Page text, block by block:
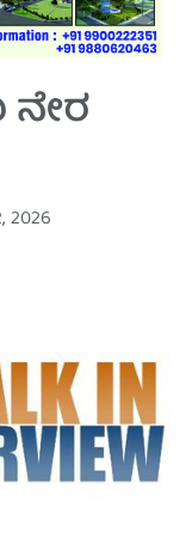
2026